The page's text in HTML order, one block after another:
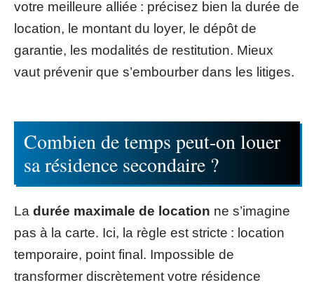
votre meilleure alliée : précisez bien la durée de
location, le montant du loyer, le dépôt de
garantie, les modalités de restitution. Mieux
vaut prévenir que s’embourber dans les litiges.
Combien de temps peut-on louer
sa résidence secondaire ?
La durée maximale de location ne s’imagine
pas à la carte. Ici, la règle est stricte : location
temporaire, point final. Impossible de
transformer discrètement votre résidence